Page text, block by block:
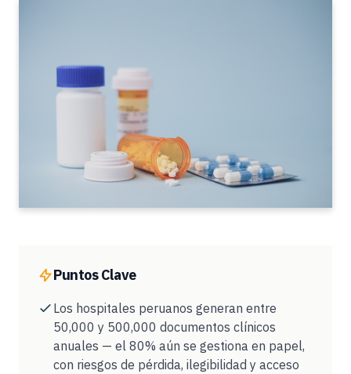
Puntos Clave
Los hospitales peruanos generan entre
50,000 y 500,000 documentos clínicos
anuales — el 80% aún se gestiona en papel,
con riesgos de pérdida, ilegibilidad y acceso